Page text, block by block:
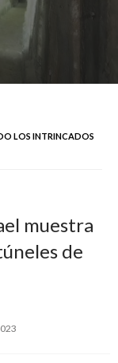
LOS INTRINCADOS
muestra
de